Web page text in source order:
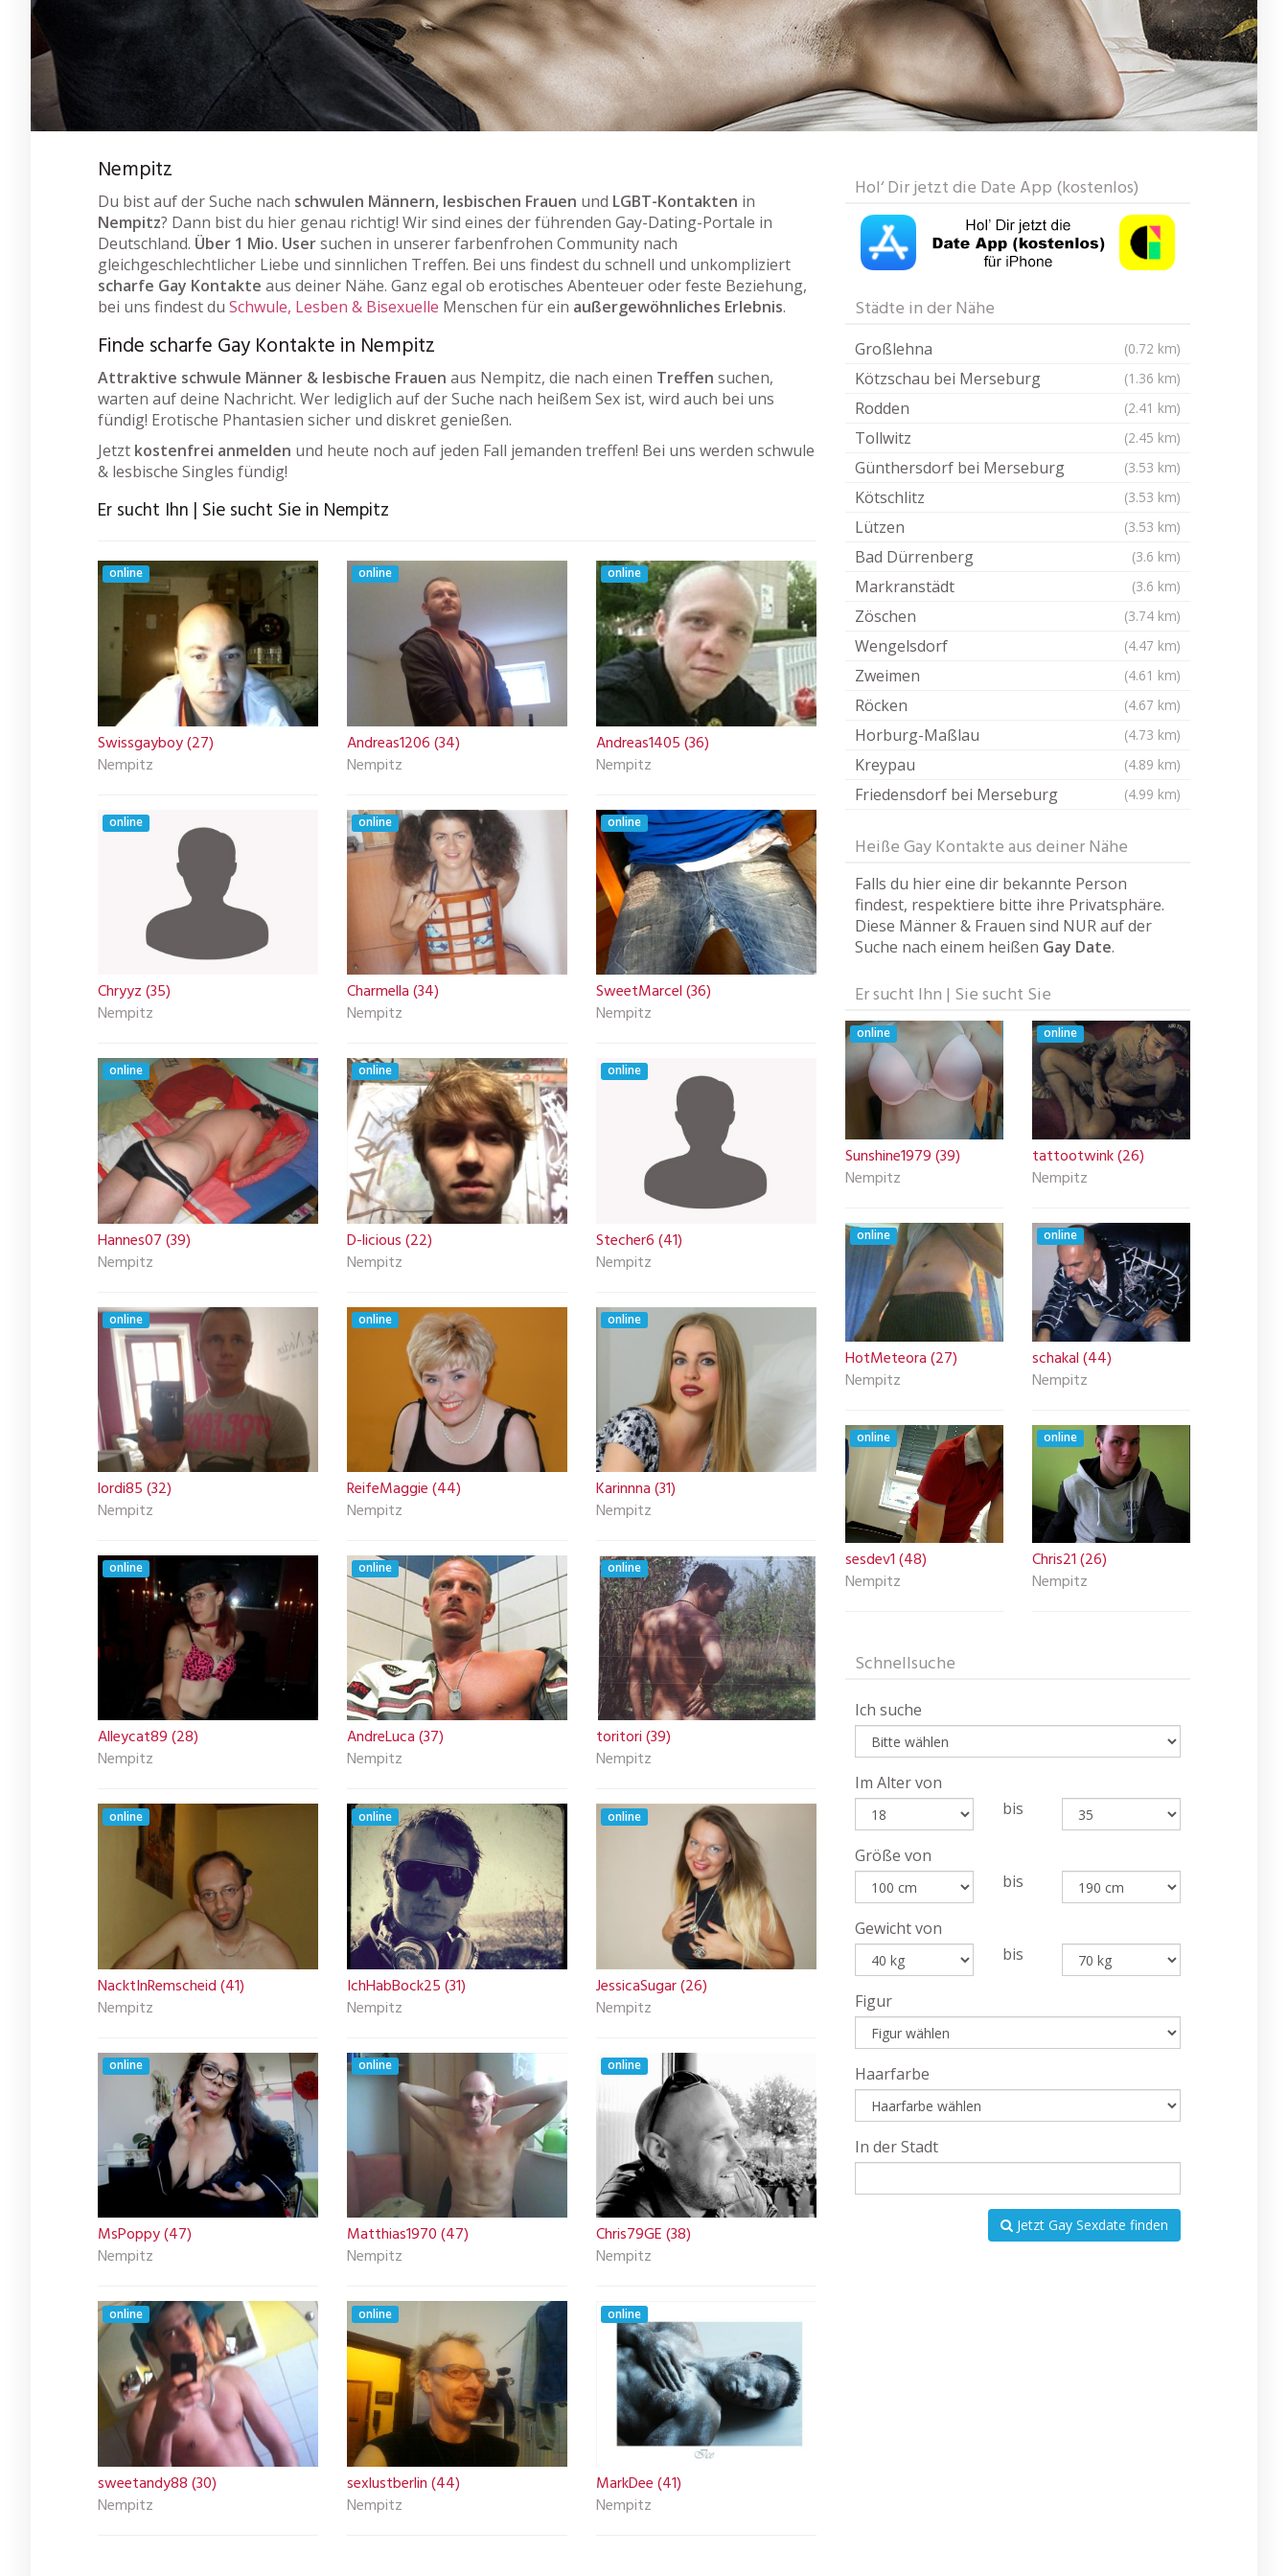
Nempitz
Du bist auf der Suche nach schwulen Männern, lesbischen Frauen und LGBT-Kontakten in
Nempitz? Dann bist du hier genau richtig! Wir sind eines der führenden Gay-Dating-Portale in
Deutschland. Über 1 Mio. Usersuchen in unserer farbenfrohen Community nach
gleichgeschlechtlicher Liebe und sinnlichen Treffen. Bei uns findest du schnell und unkompliziert
scharfe Gay Kontakte aus deiner Nähe. Ganz egal ob erotisches Abenteuer oder feste Beziehung,
bei uns findest du Schwule, Lesben & Bisexuelle Menschen für ein außergewöhnliches Erlebnis.
Finde scharfe Gay Kontakte in Nempitz
Attraktive schwule Männer & lesbische Frauen aus Nempitz, die nach einen Treffen suchen,
warten auf deine Nachricht. Wer lediglich auf der Suche nach heißem Sex ist, wird auch bei uns
fündig! Erotische Phantasien sicher und diskret genießen.
Jetzt kostenfrei anmelden und heute noch auf jeden Fall jemanden treffen! Bei uns werden schwule
& lesbische Singles fündig!
Er sucht Ihn | Sie sucht Sie in Nempitz
online
Swissgayboy (27)
Nempitz
online
Andreas1206 (34)
Nempitz
online
Andreas1405 (36)
Nempitz
online
Chryyz (35)
Nempitz
online
Charmella (34)
Nempitz
online
SweetMarcel (36)
Nempitz
online
Hannes07 (39)
Nempitz
online
D-licious (22)
Nempitz
online
Stecher6 (41)
Nempitz
online
lordi85 (32)
Nempitz
online
ReifeMaggie (44)
Nempitz
online
Karinnna (31)
Nempitz
online
Alleycat89 (28)
Nempitz
online
AndreLuca (37)
Nempitz
online
toritori (39)
Nempitz
online
NacktInRemscheid (41)
Nempitz
online
IchHabBock25 (31)
Nempitz
online
JessicaSugar (26)
Nempitz
online
MsPoppy (47)
Nempitz
online
Matthias1970 (47)
Nempitz
online
Chris79GE (38)
Nempitz
online
sweetandy88 (30)
Nempitz
online
sexlustberlin (44)
Nempitz
online
MarkDee (41)
Nempitz
Hol‘ Dir jetzt die Date App (kostenlos)
Städte in der Nähe
Großlehna (0.72 km)
Kötzschau bei Merseburg (1.36 km)
Rodden (2.41 km)
Tollwitz (2.45 km)
Günthersdorf bei Merseburg (3.53 km)
Kötschlitz (3.53 km)
Lützen (3.53 km)
Bad Dürrenberg (3.6 km)
Markranstädt (3.6 km)
Zöschen (3.74 km)
Wengelsdorf (4.47 km)
Zweimen (4.61 km)
Röcken (4.67 km)
Horburg-Maßlau (4.73 km)
Kreypau (4.89 km)
Friedensdorf bei Merseburg (4.99 km)
Heiße Gay Kontakte aus deiner Nähe
Falls du hier eine dir bekannte Person
findest, respektiere bitte ihre Privatsphäre.
Diese Männer & Frauen sind NUR auf der
Suche nach einem heißen Gay Date.
Er sucht Ihn | Sie sucht Sie
online
Sunshine1979 (39)
Nempitz
online
tattootwink (26)
Nempitz
online
HotMeteora (27)
Nempitz
online
schakal (44)
Nempitz
online
sesdev1 (48)
Nempitz
online
Chris21 (26)
Nempitz
Schnellsuche
Ich suche
Im Alter von
bis
Größe von
bis
Gewicht von
bis
Figur
Haarfarbe
In der Stadt
Jetzt Gay Sexdate finden